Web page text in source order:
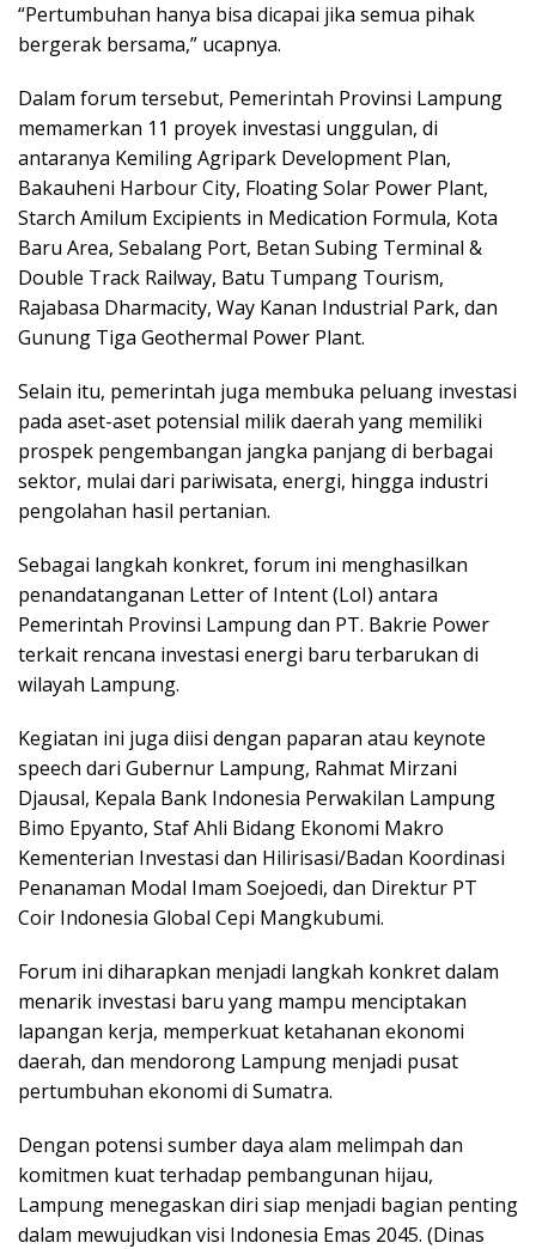
“Pertumbuhan hanya bisa dicapai jika semua pihak
bergerak bersama,” ucapnya.
Dalam forum tersebut, Pemerintah Provinsi Lampung
memamerkan 11 proyek investasi unggulan, di
antaranya Kemiling Agripark Development Plan,
Bakauheni Harbour City, Floating Solar Power Plant,
Starch Amilum Excipients in Medication Formula, Kota
Baru Area, Sebalang Port, Betan Subing Terminal &
Double Track Railway, Batu Tumpang Tourism,
Rajabasa Dharmacity, Way Kanan Industrial Park, dan
Gunung Tiga Geothermal Power Plant.
Selain itu, pemerintah juga membuka peluang investasi
pada aset-aset potensial milik daerah yang memiliki
prospek pengembangan jangka panjang di berbagai
sektor, mulai dari pariwisata, energi, hingga industri
pengolahan hasil pertanian.
Sebagai langkah konkret, forum ini menghasilkan
penandatanganan Letter of Intent (LoI) antara
Pemerintah Provinsi Lampung dan PT. Bakrie Power
terkait rencana investasi energi baru terbarukan di
wilayah Lampung.
Kegiatan ini juga diisi dengan paparan atau keynote
speech dari Gubernur Lampung, Rahmat Mirzani
Djausal, Kepala Bank Indonesia Perwakilan Lampung
Bimo Epyanto, Staf Ahli Bidang Ekonomi Makro
Kementerian Investasi dan Hilirisasi/Badan Koordinasi
Penanaman Modal Imam Soejoedi, dan Direktur PT
Coir Indonesia Global Cepi Mangkubumi.
Forum ini diharapkan menjadi langkah konkret dalam
menarik investasi baru yang mampu menciptakan
lapangan kerja, memperkuat ketahanan ekonomi
daerah, dan mendorong Lampung menjadi pusat
pertumbuhan ekonomi di Sumatra.
Dengan potensi sumber daya alam melimpah dan
komitmen kuat terhadap pembangunan hijau,
Lampung menegaskan diri siap menjadi bagian penting
dalam mewujudkan visi Indonesia Emas 2045. (Dinas